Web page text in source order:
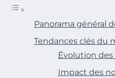
Panorama général
Tendances clés du
Évolution
Impact des